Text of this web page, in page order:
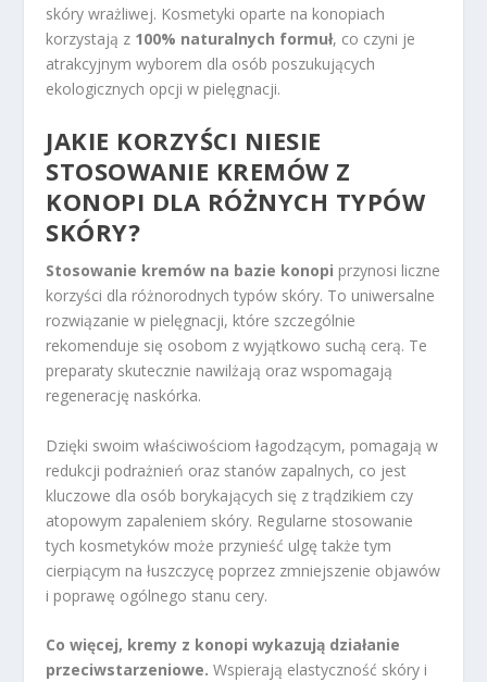
skóry wrażliwej. Kosmetyki oparte na konopiach
korzystają z 100% naturalnych formuł, co czyni je
atrakcyjnym wyborem dla osób poszukujących
ekologicznych opcji w pielęgnacji.
JAKIE KORZYŚCI NIESIE
STOSOWANIE KREMÓW Z
KONOPI DLA RÓŻNYCH TYPÓW
SKÓRY?
Stosowanie kremów na bazie konopi przynosi liczne
korzyści dla różnorodnych typów skóry. To uniwersalne
rozwiązanie w pielęgnacji, które szczególnie
rekomenduje się osobom z wyjątkowo suchą cerą. Te
preparaty skutecznie nawilżają oraz wspomagają
regenerację naskórka.
Dzięki swoim właściwościom łagodzącym, pomagają w
redukcji podrażnień oraz stanów zapalnych, co jest
kluczowe dla osób borykających się z trądzikiem czy
atopowym zapaleniem skóry. Regularne stosowanie
tych kosmetyków może przynieść ulgę także tym
cierpiącym na łuszczycę poprzez zmniejszenie objawów
i poprawę ogólnego stanu cery.
Co więcej, kremy z konopi wykazują działanie
przeciwstarzeniowe. Wspierają elastyczność skóry i